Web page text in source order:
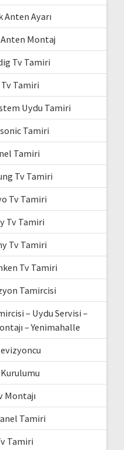
Anten Ayarı
Anten Montaj
Tv Tamiri
Tv Tamiri
Uydu Tamiri
Tamiri
Tamiri
Tv Tamiri
Tv Tamiri
Tv Tamiri
Tv Tamiri
Tv Tamiri
Tamircisi
– Uydu Servisi –
– Yenimahalle
Montajı
Tamiri
Tamiri